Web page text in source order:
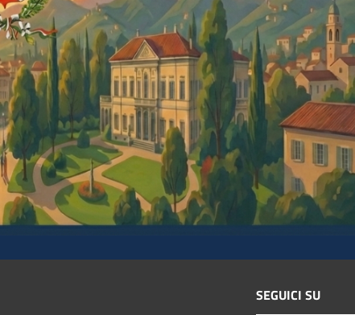
SEGUICI SU